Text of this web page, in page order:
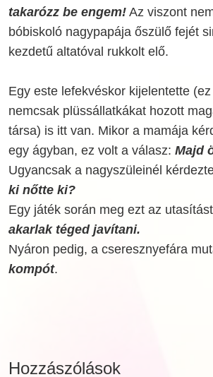
takarózz be engem!Az viszont
bóbiskoló nagypapája őszülő fejét
kezdetű altatóval rukkolt elő.
Egy este lefekvéskor kijelentette
nemcsak plüssállatkákat hozott
társa) is itt van. Mikor a mamája
egy ágyban, ez volt a válasz: Majd
Ugyancsak a nagyszüleinél
ki nőtte ki?
Egy játék során meg ezt az
akarlak téged javítani.
Nyáron pedig, a cseresznyefára
kompót.
Hozzászólások